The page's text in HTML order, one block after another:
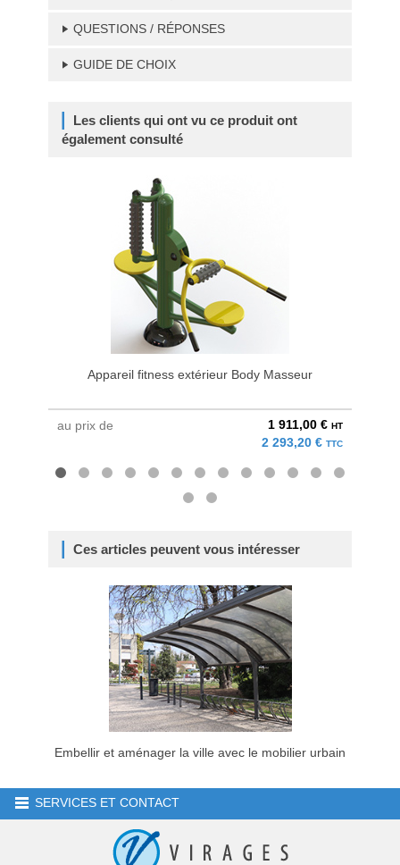
QUESTIONS / RÉPONSES
GUIDE DE CHOIX
Les clients qui ont vu ce produit ont
également consulté
Appareil fitness extérieur Body Masseur
au prix de 1 911,00 € HT
2 293,20 € TTC
Ces articles peuvent vous intéresser
Embellir et aménager la ville avec le mobilier urbain
SERVICES ET CONTACT